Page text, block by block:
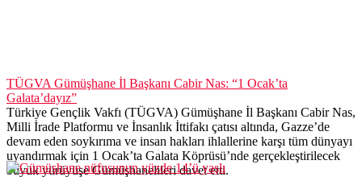
TÜGVA Gümüşhane İl Başkanı Cabir Nas: “1 Ocak’ta
Galata’dayız”
Türkiye Gençlik Vakfı (TÜGVA) Gümüşhane İl Başkanı Cabir Nas,
Milli İrade Platformu ve İnsanlık İttifakı çatısı altında, Gazze’de
devam eden soykırıma ve insan hakları ihlallerine karşı tüm dünyayı
uyandırmak için 1 Ocak’ta Galata Köprüsü’nde gerçekleştirilecek
büyük yürüyüşe Gümüşhanelileri davet etti.